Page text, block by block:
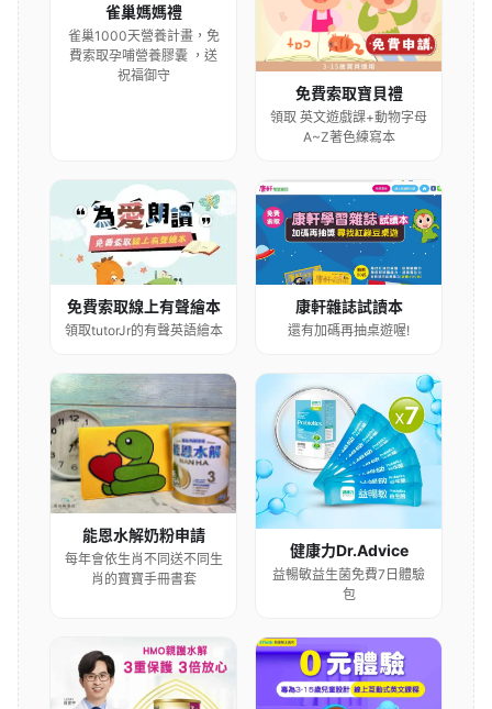
雀巢媽媽禮
雀巢1000天營養計畫，免
費索取孕哺營養膠囊 ，送
祝福御守
免費索取寶貝禮
領取 英文遊戲課+動物字母
A~Z著色練寫本
免費索取線上有聲繪本
領取tutorJr的有聲英語繪本
康軒雜誌試讀本
還有加碼再抽桌遊喔!
能恩水解奶粉申請
每年會依生肖不同送不同生
肖的寶寶手冊書套
健康力Dr.Advice
益暢敏益生菌免費7日體驗
包